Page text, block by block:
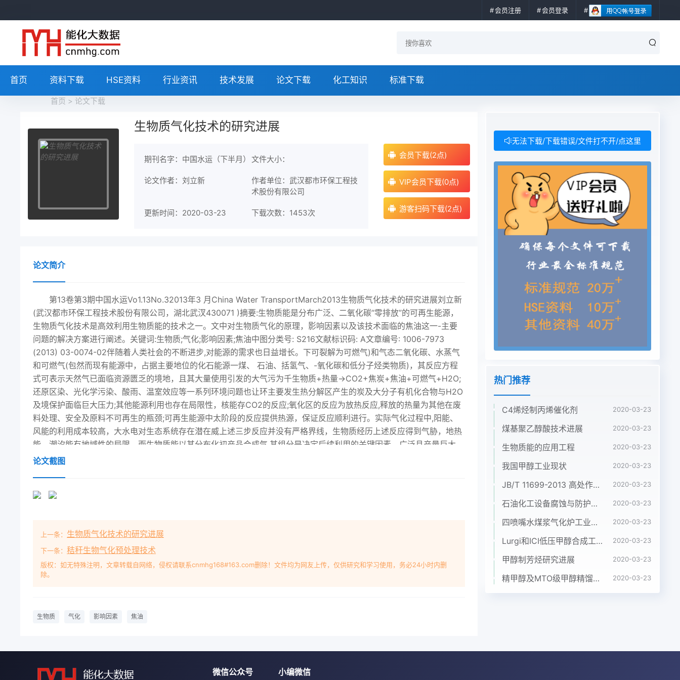
会员注册 会员登录
首页 资料下载 HSE资料 行业资讯 技术发展 论文下载 化工知识 标准下载
首页 > 论文下载
生物质气化技术的研究进展
期刊名字：中国水运（下半月） 文件大小：
论文作者：刘立新
作者单位：武汉都市环保工程技
术股份有限公司
更新时间：2020-03-23 下载次数： 1453次
会员下载(2点)
VIP会员下载(0点)
游客扫码下载(2点)
论文简介
第13卷第3期中国水运Vo1.13No.32013年3 月China Water TransportMarch2013生物质气化技术的研究进展刘立新
(武汉都市环保工程技术股份有限公司，湖北武汊430071 )摘要:生物质能是分布广泛、二氧化碳“零排放”的可再生能源，
生物质气化技术是高效利用生物质能的技术之一。文中对生物质气化的原理，影响因素以及该技术面临的焦油这一-主要
问题的解决方案进行阐述。关键词:生物质;气化;影响因素;焦油中图分类号: S216文献标识码: A文章编号: 1006-7973
(2013) 03-0074-02伴随着人类社会的不断进步,对能源的需求也日益增长。下可裂解为可燃气)和气态二氧化碳、水蒸气
和可燃气(包然而现有能源中，占据主要地位的化石能源一煤、 石油、括氢气、-氧化碳和低分子烃类物质)，其反应方程
式可表示天然气已面临资源匮乏的境地，且其大量使用引发的大气污为千生物质+热量→CO2+焦炭+焦油+可燃气+H2O;
还原区染、光化学污染、酸雨、温室效应等一系列环境问题也让环主要发生热分解区产生的炭及大分子有机化合物与H2O
及境保护面临巨大压力;其他能源利用也存在局限性，核能存CO2的反应;氧化区的反应为放热反应,释放的热量为其他在废
料处理、安全及原料不可再生的瓶颈;可再生能源中太阶段的反应提供热源，保证反应顺利进行。实际气化过程中,阳能、
风能的利用成本较高，大水电对生态系统存在潜在威上述三步反应并没有严格界线，生物质经历上述反应得到气胁，地热
能、潮汐能有地域性的局限。而生物质能以其分布化初产品合成气,其组分是决定后续利用的关键因素。广泛且产量巨大、
可再生，二氧化碳“零排放”等优势吸引三、生物质气化的影响因素着越来越多的关注。影响气化过程的因素主要有原料的
式，其中直接1.含水量;燃烧和热解气化是提供能量的转化方式，气化(发酵、热解原料含水量对气化的影响主要体现在两个
散的问题，导致运输成本高，其经济性需加水分促进水气置换反应CO+H2O +CO2+H2的发生，使进行论证;发酵的原料-
-般为玉米、小麦等粮食作物，有引H2/CO比例增大，但原料含水量增加使产气热值降低。发粮食危机的风险，另外大规
模种植单- -物种 也会破坏生物2.碱(土)金属多样性，因此目前关于此项转化技术开展了有关水藻等原料生物质灰分主要成
份为碱(土)金属氧化物, siO2 Al2O3的研究;生物质直接液化是直接在有一-定温度和压力的设备等{,一般碱(土)金属共熔体
属氧化物，气化过程中分离处理形成化工产品,该技术目前仍处于实验室研究阶段。生成低熔点共熔体的可能性大大增加，
合成转化为液体燃料而用于发动机",通过恰当的净3.粒径化处理后还可作为燃料电池的原料等。粒径小的原料比表面积
论文截图
上一条： 生物质气化技术的研究进展
下一条： 秸秆生物气化预处理技术
版权：如无特殊注明，文章转载自网络，侵权请联系cnmhg168#163.com删除！文件均为网友上传，仅供研究和学习使用，务必24小时内删
除。
生物质 气化 影响因素 焦油
无法下载/下载错误/文件打不开/点这里
热门推荐
C4烯烃制丙烯催化剂 2020-03-23
煤基聚乙醇酸技术进展 2020-03-23
生物质能的应用工程 2020-03-23
我国甲醇工业现状 2020-03-23
JB/T 11699-2013 高处作业吊篮安装、拆卸、使用技术规程 2020-03-23
石油化工设备腐蚀与防护参考书十本免费下载，绝版珍藏 2020-03-23
四喷嘴水煤浆气化炉工业应用情况简介 2020-03-23
Lurgi和ICI低压甲醇合成工艺比较 2020-03-23
甲醇制芳烃研究进展 2020-03-23
精甲醇及MTO级甲醇精馏工艺技术进展 2020-03-23
微信公众号 小编微信